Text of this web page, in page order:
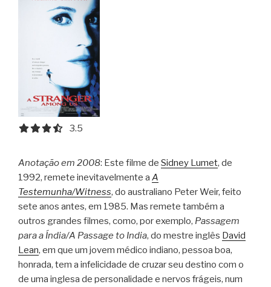
3.5 out of 5.0 stars
3.5
Anotação em 2008: Este filme de Sidney Lumet, de
1992, remete inevitavelmente a A
Testemunha/Witness, do australiano Peter Weir, feito
sete anos antes, em 1985. Mas remete também a
outros grandes filmes, como, por exemplo, Passagem
para a Índia/A Passage to India, do mestre inglês David
Lean, em que um jovem médico indiano, pessoa boa,
honrada, tem a infelicidade de cruzar seu destino com o
de uma inglesa de personalidade e nervos frágeis, num